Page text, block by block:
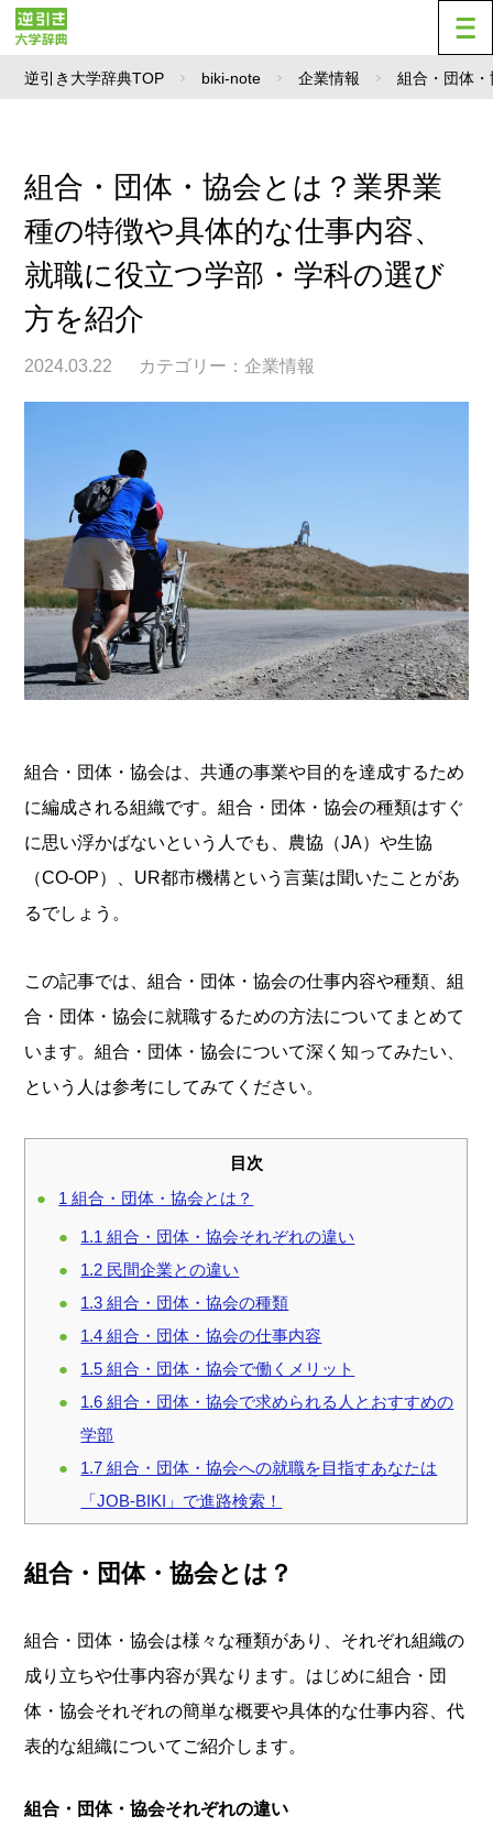
逆引き大学辞典TOP biki-note 企業情報 組合・団体
組合・団体・協会とは？業界業
種の特徴や具体的な仕事内容、
就職に役立つ学部・学科の選び
方を紹介
2024.03.22 カテゴリー：企業情報
組合・団体・協会は、共通の事業や目的を達成するため
に編成される組織です。組合・団体・協会の種類はすぐ
に思い浮かばないという人でも、農協（JA）や生協
（CO-OP）、UR都市機構という言葉は聞いたことがあ
るでしょう。
この記事では、組合・団体・協会の仕事内容や種類、組
合・団体・協会に就職するための方法についてまとめて
います。組合・団体・協会について深く知ってみたい、
という人は参考にしてみてください。
目次
1 組合・団体・協会とは？
1.1 組合・団体・協会それぞれの違い
1.2 民間企業との違い
1.3 組合・団体・協会の種類
1.4 組合・団体・協会の仕事内容
1.5 組合・団体・協会で働くメリット
1.6 組合・団体・協会で求められる人とおすすめの
学部
1.7 組合・団体・協会への就職を目指すあなたは
「JOB-BIKI」で進路検索！
組合・団体・協会とは？
組合・団体・協会は様々な種類があり、それぞれ組織の
成り立ちや仕事内容が異なります。はじめに組合・団
体・協会それぞれの簡単な概要や具体的な仕事内容、代
表的な組織についてご紹介します。
組合・団体・協会それぞれの違い